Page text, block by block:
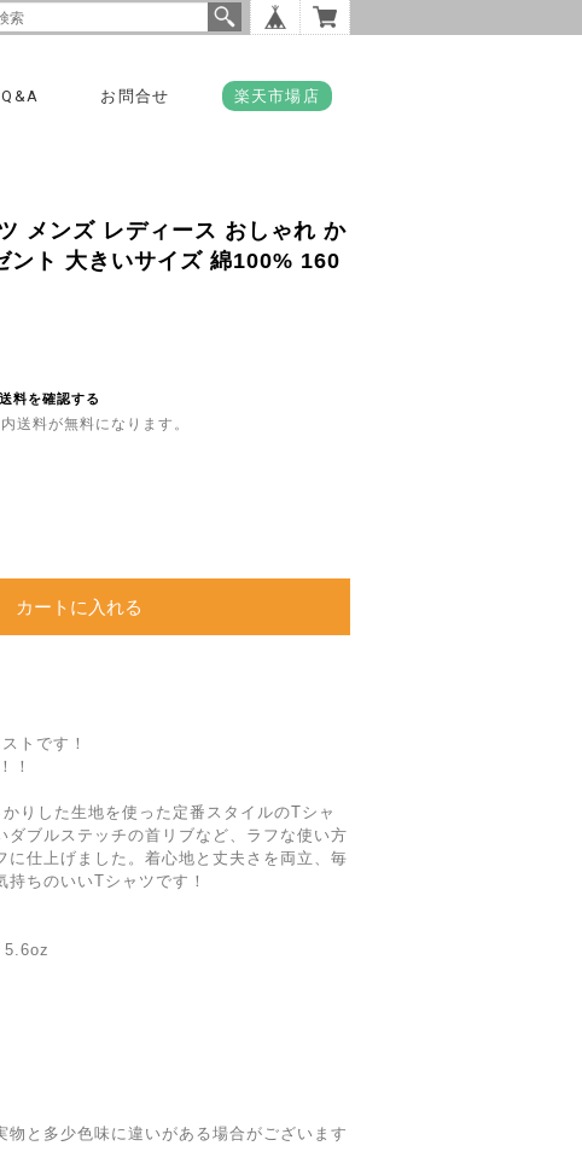
Q&A お問合せ 楽天市場店
メンズ レディース おしゃれ か
ント 大きいサイズ 綿100% 160
送料を確認する
送料が無料になります。
カートに入れる
トです！
！
りした生地を使った定番スタイルのTシャ
ダブルステッチの首リブなど、ラフな使い方
に仕上げました。着心地と丈夫さを両立、毎
持ちのいいTシャツです！
と多少色味に違いがある場合がございます